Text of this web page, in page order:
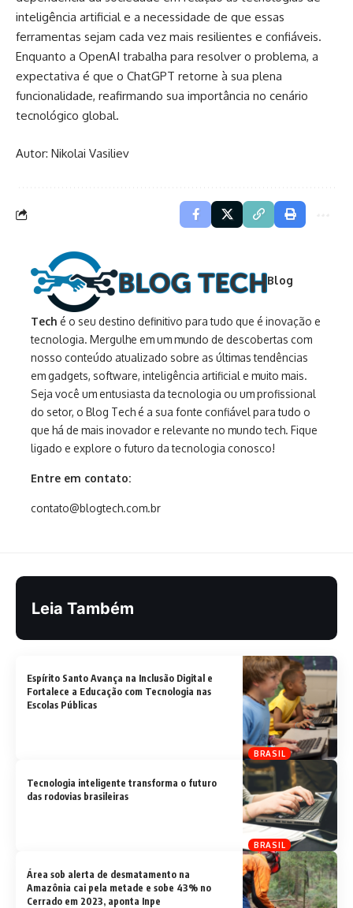
inteligência artificial e a necessidade de que essas
ferramentas sejam cada vez mais resilientes e confiáveis.
Enquanto a OpenAI trabalha para resolver o problema, a
expectativa é que o ChatGPT retorne à sua plena
funcionalidade, reafirmando sua importância no cenário
tecnológico global.
Autor: Nikolai Vasiliev
Blog
Tech é o seu destino definitivo para tudo que é inovação e
tecnologia. Mergulhe em um mundo de descobertas com
nosso conteúdo atualizado sobre as últimas tendências
em gadgets, software, inteligência artificial e muito mais.
Seja você um entusiasta da tecnologia ou um profissional
do setor, o Blog Tech é a sua fonte confiável para tudo o
que há de mais inovador e relevante no mundo tech. Fique
ligado e explore o futuro da tecnologia conosco!
Entre em contato:
contato@blogtech.com.br
Leia Também
BRASIL
Espírito Santo Avança na Inclusão Digital e
Fortalece a Educação com Tecnologia nas
Escolas Públicas
BRASIL
Tecnologia inteligente transforma o futuro
das rodovias brasileiras
Área sob alerta de desmatamento na
Amazônia cai pela metade e sobe 43% no
Cerrado em 2023, aponta Inpe